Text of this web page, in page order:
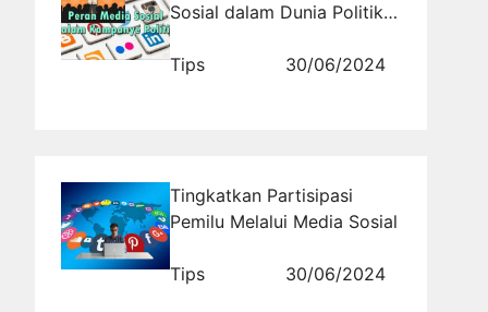
Sosial dalam Dunia Politik
Tips
30/06/2024
Tingkatkan Partisipasi
Pemilu Melalui Media Sosial
Tips 30/06/2024